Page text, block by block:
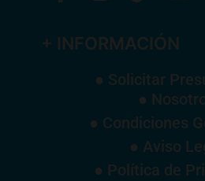
+ INFORMACIÓN
● Solicitar
●
● Condiciones
● Aviso
● Política de